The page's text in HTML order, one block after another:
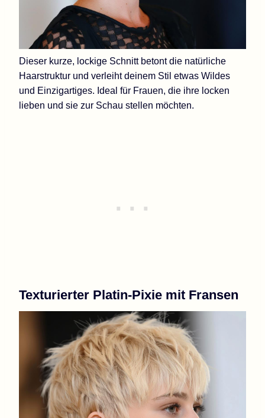
Dieser kurze, lockige Schnitt betont die natürliche
Haarstruktur und verleiht deinem Stil etwas Wildes
und Einzigartiges. Ideal für Frauen, die ihre locken
lieben und sie zur Schau stellen möchten.
Texturierter Platin-Pixie mit Fransen